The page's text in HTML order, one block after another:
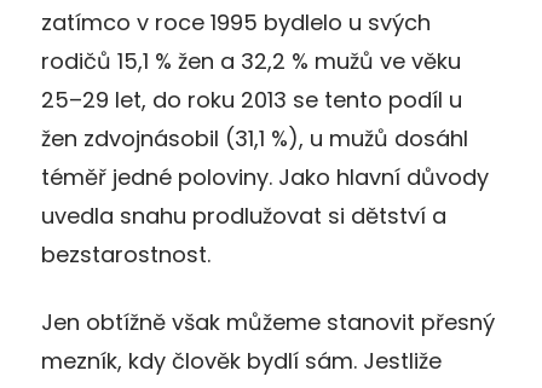
zatímco v roce 1995 bydlelo u svých
rodičů 15,1 % žen a 32,2 % mužů ve věku
25–29 let, do roku 2013 se tento podíl u
žen zdvojnásobil (31,1 %), u mužů dosáhl
téměř jedné poloviny. Jako hlavní důvody
uvedla snahu prodlužovat si dětství a
bezstarostnost.
Jen obtížně však můžeme stanovit přesný
mezník, kdy člověk bydlí sám. Jestliže